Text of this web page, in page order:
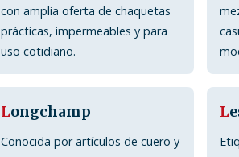
con amplia oferta de chaquetas
prácticas, impermeables y para
uso cotidiano.
Longchamp
Conocida por artículos de cuero y
L